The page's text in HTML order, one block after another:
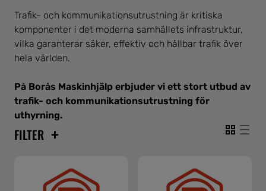
Trafik- och kommunikationsutrustning är kritiska
komponenter i det moderna samhällets infrastruktur,
vilka garanterar säker, effektiv och hållbar trafik över
hela världen.
På Borås Maskinhjälp erbjuder vi ett stort utbud av
trafik- och kommunikationsutrustning för
uthyrning.
FILTER +